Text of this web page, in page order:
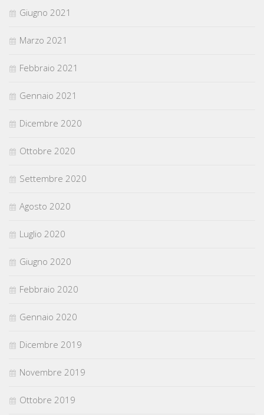
Giugno 2021
Marzo 2021
Febbraio 2021
Gennaio 2021
Dicembre 2020
Ottobre 2020
Settembre 2020
Agosto 2020
Luglio 2020
Giugno 2020
Febbraio 2020
Gennaio 2020
Dicembre 2019
Novembre 2019
Ottobre 2019